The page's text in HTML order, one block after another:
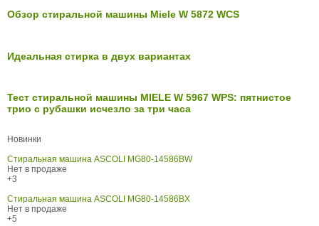
Обзор стиральной машины Miele W 5872 WCS
Идеальная стирка в двух вариантах
Тест стиральной машины MIELE W 5967 WPS: пятнистое
трио с рубашки исчезло за три часа
Новинки
Стиральная машина ASCOLI MG80-14586BW
Нет в продаже
+3
Стиральная машина ASCOLI MG80-14586BX
Нет в продаже
+5